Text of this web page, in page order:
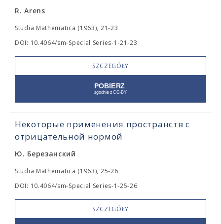
R. Arens
Studia Mathematica (1963), 21-23
DOI: 10.4064/sm-Special Series-1-21-23
SZCZEGÓŁY
Некоторые применения пространств с
отрицательной нормой
Ю. Березанский
Studia Mathematica (1963), 25-26
DOI: 10.4064/sm-Special Series-1-25-26
SZCZEGÓŁY